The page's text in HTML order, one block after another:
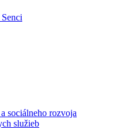
sociálneho rozvoja
služieb